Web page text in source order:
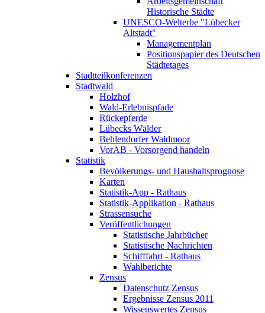
Historische Städte
UNESCO-Welterbe "Lübecker
Altstadt"
Managementplan
Positionspapier des Deutschen
Städtetages
Stadtteilkonferenzen
Stadtwald
Holzhof
Wald-Erlebnispfade
Rückepferde
Lübecks Wälder
Behlendorfer Waldmoor
VorAB - Vorsorgend handeln
Statistik
Bevölkerungs- und Haushaltsprognose
Karten
Statistik-App - Rathaus
Statistik-Applikation - Rathaus
Strassensuche
Veröffentlichungen
Statistische Jahrbücher
Statistische Nachrichten
Schifffahrt - Rathaus
Wahlberichte
Zensus
Datenschutz Zensus
Ergebnisse Zensus 2011
Wissenswertes Zensus